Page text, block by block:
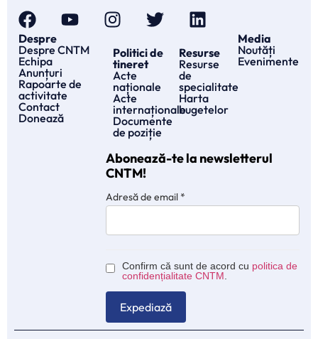
Despre
Despre CNTM
Echipa
Anunțuri
Rapoarte de
activitate
Contact
Donează
Politici de
tineret
Acte
naționale
Acte
internaționale
Documente
de poziție
Resurse
Resurse
de
specialitate
Harta
bugetelor
Media
Noutăți
Evenimente
Abonează-te la newsletterul
CNTM!
Adresă de email*
Confirm că sunt de acord cu politica de
confidențialitate CNTM